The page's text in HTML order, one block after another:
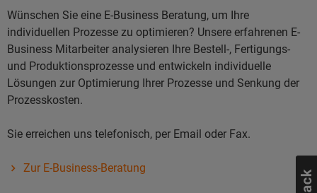
Wünschen Sie eine E-Business Beratung, um Ihre
individuellen Prozesse zu optimieren? Unsere erfahrenen E-
Business Mitarbeiter analysieren Ihre Bestell-, Fertigungs-
und Produktionsprozesse und entwickeln individuelle
Lösungen zur Optimierung Ihrer Prozesse und Senkung der
Prozesskosten.
Sie erreichen uns telefonisch, per Email oder Fax.
Zur E-Business-Beratung